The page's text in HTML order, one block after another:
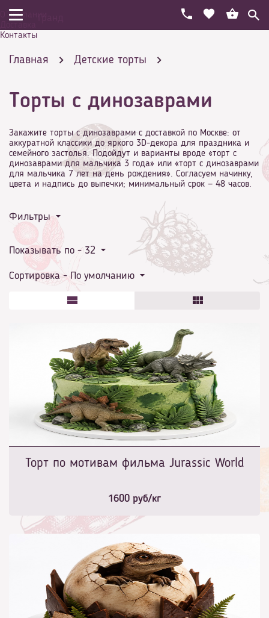
О компании
Контакты
Главная Детские торты
Торты с динозаврами
Торты с динозаврами
Закажите торты с динозаврами с доставкой по Москве: от
аккуратной классики до яркого 3D-декора для праздника и
семейного застолья. Подойдут и варианты вроде «торт с
динозаврами для мальчика 3 года» или «торт с динозаврами
для мальчика 7 лет на день рождения». Согласуем начинку,
цвета и надпись до выпечки; минимальный срок — 48 часов.
Фильтры
Показывать по - 32
Сортировка - По умолчанию
Торт по мотивам фильма Jurassic World
1600 руб/кг